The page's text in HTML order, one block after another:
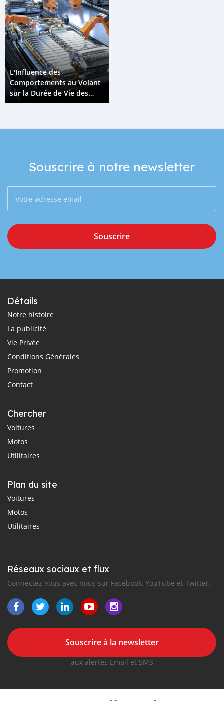
L'Influence des
Comportements au Volant
sur la Durée de Vie des
Batteries Électriques
Souscrire à notre newsletter
Souscrire
Détails
Notre histoire
La publicité
Vie Privée
Conditions Générales
Promotion
Contact
Chercher
Voitures
Motos
Utilitaires
Plan du site
Voitures
Motos
Utilitaires
Réseaux sociaux et flux
Connectez-vous avec nous sur Facebook, YouTube et Twitter.
Souscrire à la newsletter
aux alertes Email et SMS